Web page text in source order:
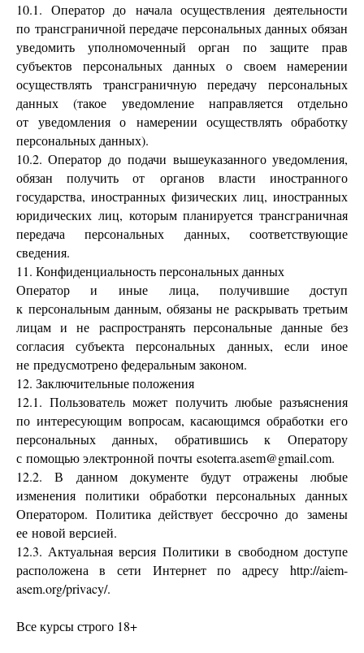
10.1. Оператор до начала осуществления деятельности
по трансграничной передаче персональных данных обязан
уведомить уполномоченный орган по защите прав
субъектов персональных данных о своем намерении
осуществлять трансграничную передачу персональных
данных (такое уведомление направляется отдельно
от уведомления о намерении осуществлять обработку
персональных данных).
10.2. Оператор до подачи вышеуказанного уведомления,
обязан получить от органов власти иностранного
государства, иностранных физических лиц, иностранных
юридических лиц, которым планируется трансграничная
передача персональных данных, соответствующие
сведения.
11. Конфиденциальность персональных данных
Оператор и иные лица, получившие доступ
к персональным данным, обязаны не раскрывать третьим
лицам и не распространять персональные данные без
согласия субъекта персональных данных, если иное
не предусмотрено федеральным законом.
12. Заключительные положения
12.1. Пользователь может получить любые разъяснения
по интересующим вопросам, касающимся обработки его
персональных данных, обратившись к Оператору
с помощью электронной почты esoterra.asem@gmail.com.
12.2. В данном документе будут отражены любые
изменения политики обработки персональных данных
Оператором. Политика действует бессрочно до замены
ее новой версией.
12.3. Актуальная версия Политики в свободном доступе
расположена в сети Интернет по адресу http://aiem-
asem.org/privacy/.
Все курсы строго 18+